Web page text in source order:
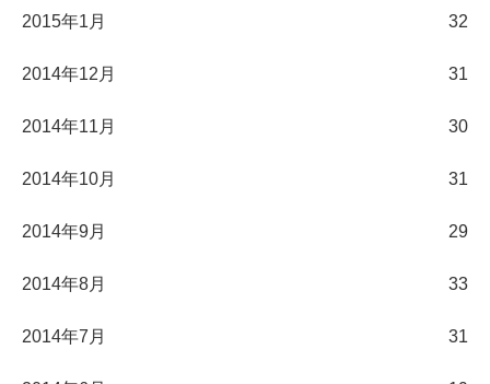
2015年1月 32
2014年12月 31
2014年11月 30
2014年10月 31
2014年9月 29
2014年8月 33
2014年7月 31